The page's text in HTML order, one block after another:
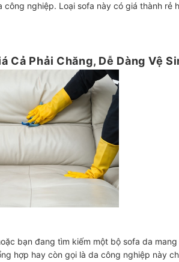
nghiệp. Loại sofa này có giá thành rẻ
Cả Phải Chăng, Dễ Dàng Vệ
bạn đang tìm kiếm một bộ sofa da
hợp hay còn gọi là da công nghiệp này